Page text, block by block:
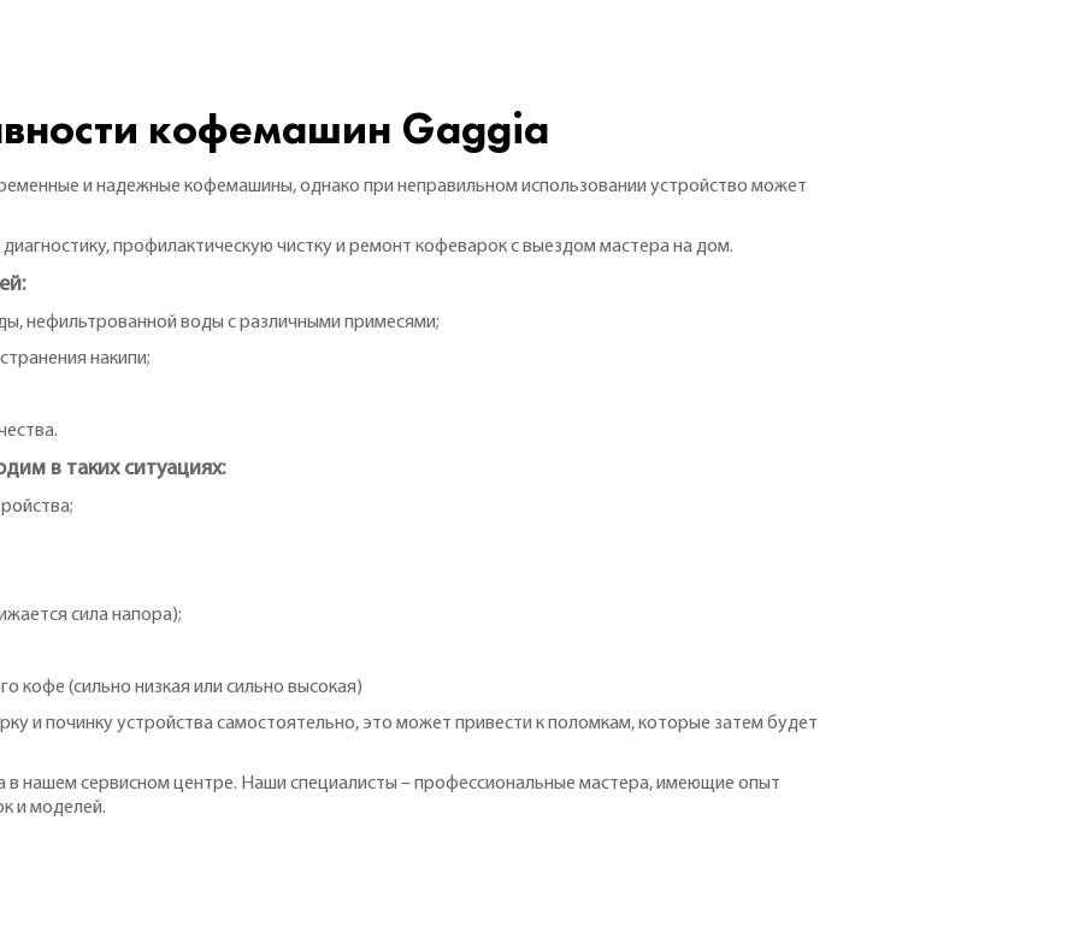
кофемашин Gaggia
и надежные кофемашины, однако при неправильном использовании устройство может
профилактическую чистку и ремонт кофеварок с выездом мастера на дом.
нефильтрованной воды с различными примесями;
накипи;
в таких ситуациях:
сила напора);
кофе (сильно низкая или сильно высокая)
и починку устройства самостоятельно, это может привести к поломкам, которые затем будет
в нашем сервисном центре. Наши специалисты – профессиональные мастера, имеющие опыт
и моделей.